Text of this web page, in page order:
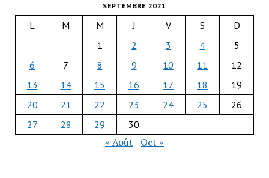
SEPTEMBRE 2021
L M M J V S
D
1
2 3 4
5
6
7 8 9 10 11
12
13
14 15 16 17 18
19
20
21 22 23 24 25
26
27
28 29 30
« Août Oct »